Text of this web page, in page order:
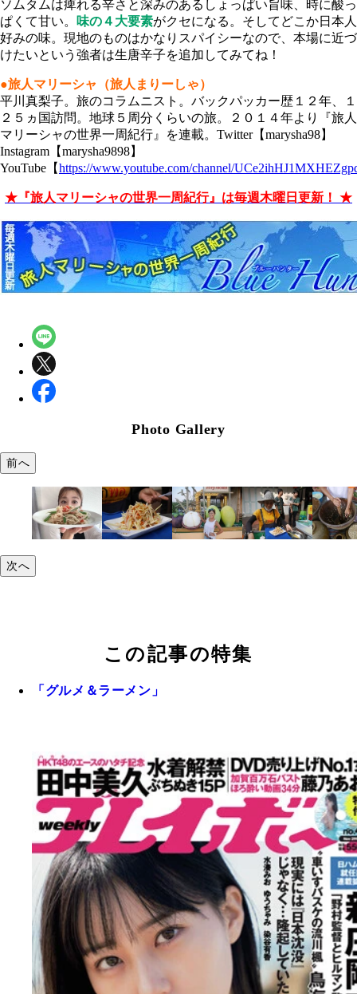
ソムタムは痺れる辛さと深みのあるしょっぱい旨味、時に酸っ
ぱくて甘い。
味の４大要素がクセになる。そしてどこか日本人
好みの味。現地のものはかなりスパイシーなので、本場に近づ
けたいという強者は生唐辛子を追加してみてね！
●旅人マリーシャ（旅人まりーしゃ）
平川真梨子。旅のコラムニスト。バックパッカー歴１２年、１
２５ヵ国訪問。地球５周分くらいの旅。２０１４年より『旅人
マリーシャの世界一周紀行』を連載。Twitter【marysha98】
Instagram【marysha9898】
YouTube【https://www.youtube.com/channel/
★『旅人マリーシャの世界一周紀行』は毎週木曜日更新！ ★
Photo Gallery
前へ
次へ
この記事の特集
「グルメ＆ラーメン」